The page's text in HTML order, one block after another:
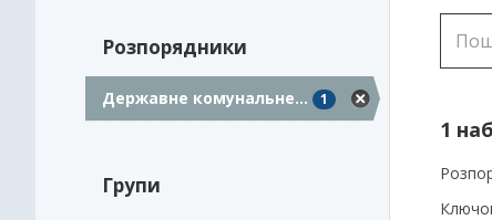
Розпорядники
Державне комунальне... 1
Групи
1